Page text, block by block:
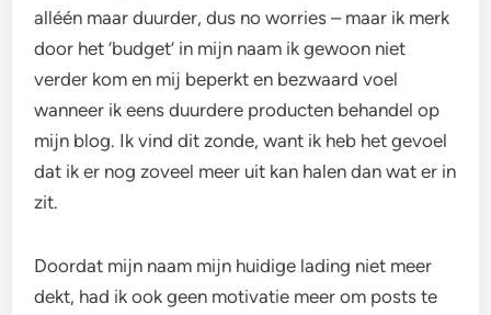
alléén maar duurder, dus no worries – maar ik merk
door het ‘budget’ in mijn naam ik gewoon niet
verder kom en mij beperkt en bezwaard voel
wanneer ik eens duurdere producten behandel op
mijn blog. Ik vind dit zonde, want ik heb het gevoel
dat ik er nog zoveel meer uit kan halen dan wat er in
zit.
Doordat mijn naam mijn huidige lading niet meer
dekt, had ik ook geen motivatie meer om posts te